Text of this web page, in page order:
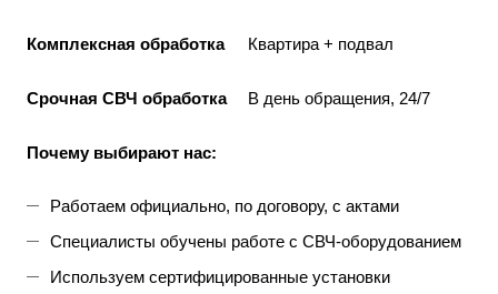
Комплексная обработка Квартира + подвал
Срочная СВЧ обработка В день обращения, 24/7
Почему выбирают нас:
Работаем официально, по договору, с актами
Специалисты обучены работе с СВЧ-оборудованием
Используем сертифицированные установки